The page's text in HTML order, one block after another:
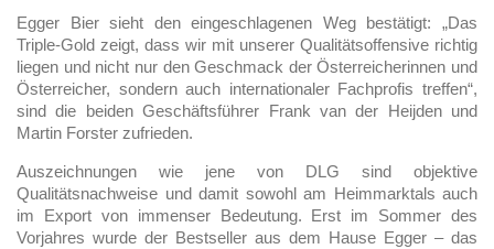
Egger Bier sieht den eingeschlagenen Weg bestätigt: „Das
Triple-Gold zeigt, dass wir mit unserer Qualitätsoffensive richtig
liegen und nicht nur den Geschmack der Österreicherinnen und
Österreicher, sondern auch internationaler Fachprofis treffen“,
sind die beiden Geschäftsführer Frank van der Heijden und
Martin Forster zufrieden.
Auszeichnungen wie jene von DLG sind objektive
Qualitätsnachweise und damit sowohl am Heimmarktals auch
im Export von immenser Bedeutung. Erst im Sommer des
Vorjahres wurde der Bestseller aus dem Hause Egger – das